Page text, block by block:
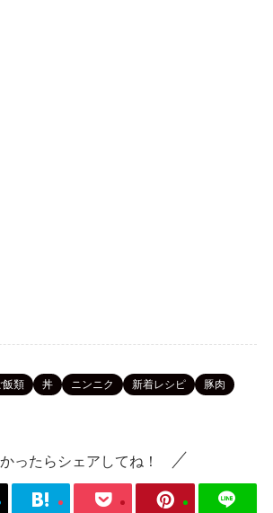
飯類 丼 ニンニク 新着レシピ
豚肉
ったらシェアしてね！